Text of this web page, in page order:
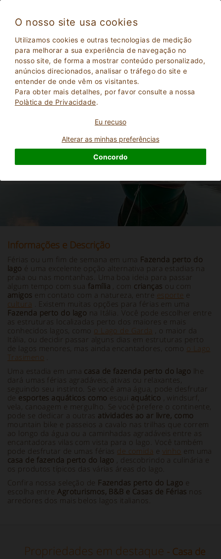
O nosso site usa cookies
Utilizamos cookies e outras tecnologias de medição
para melhorar a sua experiência de navegação no
nosso site, de forma a mostrar conteúdo personalizado,
anúncios direcionados, analisar o tráfego do site e
entender de onde vêm os visitantes.
Para obter mais detalhes, por favor consulte a nossa
Polà­tica de Privacidade.
Eu recuso
Alterar as minhas preferências
Concordo
Férias em casa de campo perto do lago
0Crianças PESQUISAR
Informações e Descrição
Férias ou um fim de semana em uma Fazenda perto do
lago é uma excelente opção alternativa para estadias na
praia ou nas montanhas. Uma boa ideia para passar
algum tempo com sua família , com crianças ou com
amigos em contato com a natureza, entre esporte e
cultura . Existem muitas opções para férias em uma
Fazenda perto do lago na Itália. Você pode escolher entre
as estruturas localizadas perto dos maiores e mais
conhecidos lagos, como o Lago de Garda , o maior da
Itália, ou decidir passar alguns dias em estruturas perto
de lagos menores, mas ainda encantadores, como o Lago
Trasimeno .
Uma estadia em uma casa de fazenda perto do lago lhe
dará umas férias agradáveis, ativas ou relaxantes,
seguindo seu instinto. Se você ama água, pode desfrutar
de esportes aquáticos como esqui aquático , windsurf,
vela, canoagem e mergulho. Se você prefere o continente,
pode se dedicar a outras atividades ao ar livre, como
mountain bike e passeios a cavalo nas trilhas que correm
ao longo da água ou a caminhadas agradáveis entre as
encantadoras vilas com vista para o lago. Você também
pode desfrutar de umas férias de comida e vinho em uma
casa de fazenda perto do lago , descobrindo a culinária e
os produtos típicos das várias áreas do lago.
Confira nossa seleção de Fazendas perto do Lago e
escolha entreAgroturismos, B&B e Casas de Férias nos
arredores dos mais belos lagos italianos.
Propriedades em destaque - Casa de